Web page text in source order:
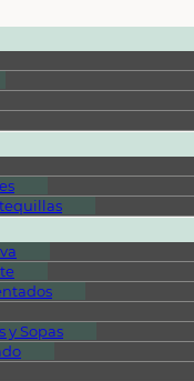
y Sopas